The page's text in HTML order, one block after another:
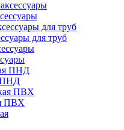
для труб
ПНД
ПВХ